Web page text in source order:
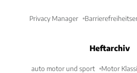
Privacy Manager
Heftarchiv
auto motor und sport Motor